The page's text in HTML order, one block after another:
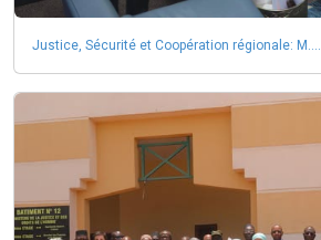
Justice, Sécurité et Coopération régionale: M....